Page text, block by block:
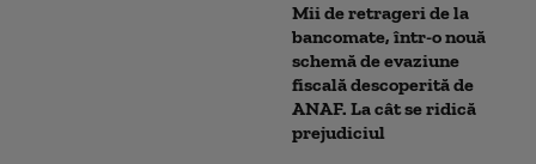
Mii de retrageri de la
bancomate, într-o nouă
schemă de evaziune
fiscală descoperită de
ANAF. La cât se ridică
prejudiciul